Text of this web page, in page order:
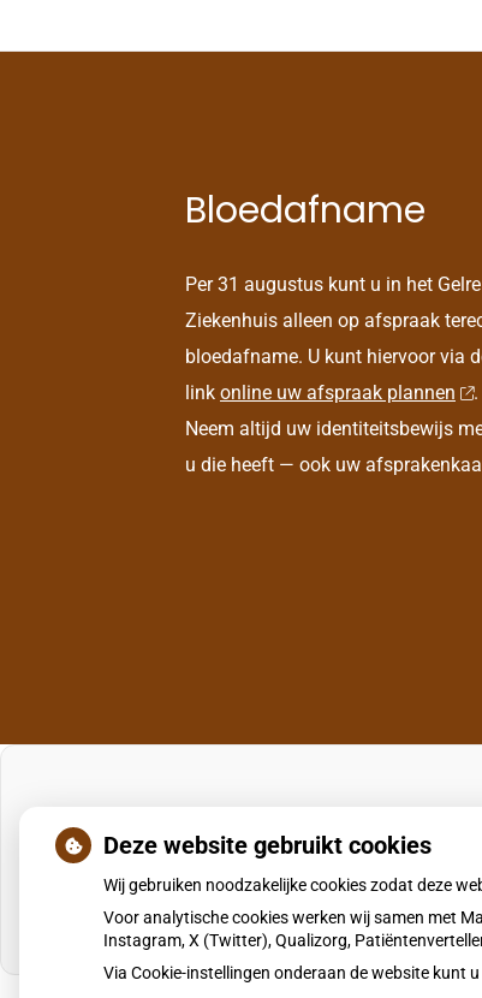
Bloedafname
Per 31 augustus kunt u in het Gelre
Ziekenhuis alleen op afspraak
bloedafname. U kunt hiervoor via
link online uw afspraak plannen
.
Neem altijd uw identiteitsbewijs
u die heeft — ook uw
Deze website gebruikt cookies
Wij gebruiken noodzakelijke cookies zodat deze
Voor analytische cookies werken wij samen met
Instagram, X (Twitter), Qualizorg,
Via Cookie-instellingen onderaan de website kunt